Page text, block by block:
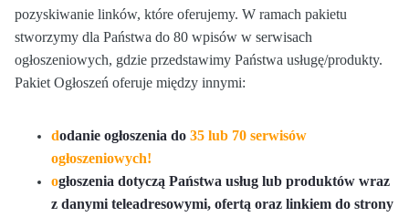
pozyskiwanie linków, które oferujemy. W ramach pakietu
stworzymy dla Państwa do 80 wpisów w serwisach
ogłoszeniowych, gdzie przedstawimy Państwa usługę/produkty.
Pakiet Ogłoszeń oferuje między innymi:
dodanie ogłoszenia do 35 lub 70 serwisów
ogłoszeniowych!
ogłoszenia dotyczą Państwa usług lub produktów wraz
z danymi teleadresowymi, ofertą oraz linkiem do strony